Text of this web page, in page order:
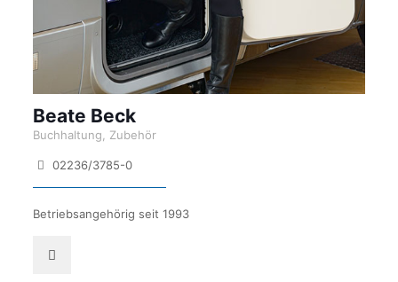
Beate Beck
Buchhaltung, Zubehör
02236/3785-0
Betriebsangehörig seit 1993